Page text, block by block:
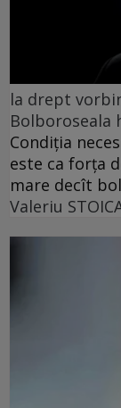
la drept
Bolboroseala
Condiția
este ca forța
mare decît
Valeriu